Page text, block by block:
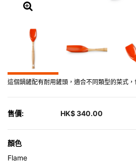
這個鍋鏟配有耐用鏟頭，適合不同類型的菜式，
售價: HK$ 340.00
顏色
Flame